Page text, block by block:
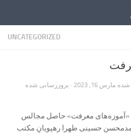
UNCATEGORIZED
شده مارس 16, 2023
· بروزرسانی شده
«آموزه‌های معرفت» حاصل مجالس
حسینی طهرا رهپویانِ مکتب